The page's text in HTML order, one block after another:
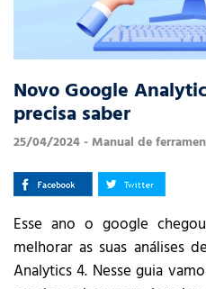
Novo Google
precisa saber
25/04/2024 - Manual de
Esse ano o google
melhorar as suas análises
Analytics 4. Nesse guia